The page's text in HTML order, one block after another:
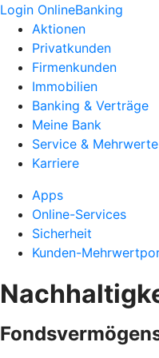
Login OnlineBanking
Aktionen
Privatkunden
Firmenkunden
Immobilien
Banking & Verträge
Meine Bank
Service & Mehrwerte
Karriere
Apps
Online-Services
Sicherheit
Kunden-